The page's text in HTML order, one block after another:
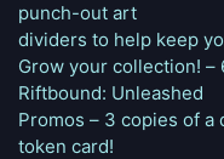
punch-out art
dividers to help keep
Grow your collection! –
Riftbound: Unleashed
Promos – 3 copies of
token card!